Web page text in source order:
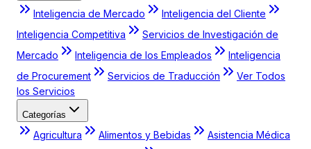
Inteligencia de Mercado
Inteligencia del Cliente
Inteligencia Competitiva
Servicios de Investigación de
Mercado
Inteligencia de los Empleados
Inteligencia
de Procurement
Servicios de Traducción
Ver Todos
los Servicios
Categorías
Agricultura Alimentos y Bebidas
Asistencia Médica